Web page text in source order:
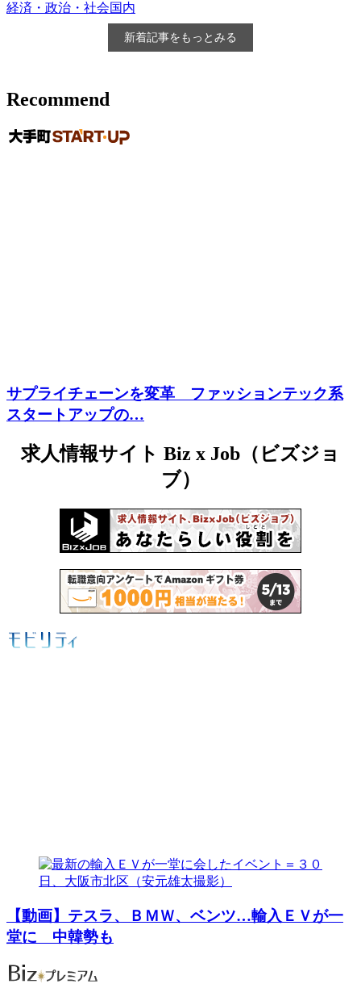
経済・政治・社会国内
新着記事をもっとみる
Recommend
サプライチェーンを変革 ファッションテック系
スタートアップの…
求人情報サイト Biz x Job（ビズジョ
ブ）
【動画】テスラ、ＢＭＷ、ベンツ…輸入ＥＶが一
堂に 中韓勢も